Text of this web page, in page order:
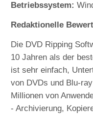
Betriebssystem:
Redaktionelle
Die DVD Ripping
10 Jahren als der
ist sehr einfach,
von DVDs und Blu-
Millionen von
- Archivierung,